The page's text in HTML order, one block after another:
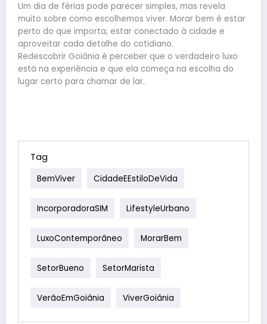
Um dia de férias pode parecer simples, mas revela
muito sobre como escolhemos viver. Morar bem é estar
perto do que importa, estar conectado à cidade e
aproveitar cada detalhe do cotidiano.
Redescobrir Goiânia é perceber que o verdadeiro luxo
está na experiência e que ela começa na escolha do
lugar certo para chamar de lar.
Tag
BemViver CidadeEEstiloDeVida
IncorporadoraSIM LifestyleUrbano
LuxoContemporâneo MorarBem
SetorBueno SetorMarista
VerãoEmGoiânia ViverGoiânia